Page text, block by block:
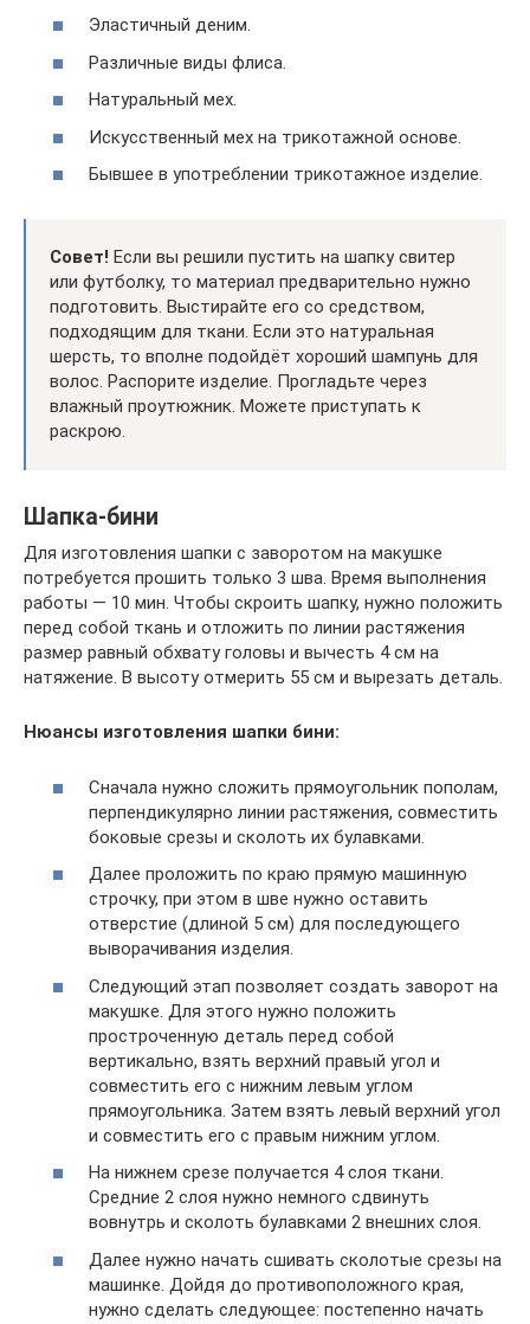
Эластичный деним.
Различные виды флиса.
Натуральный мех.
Искусственный мех на трикотажной основе.
Бывшее в употреблении трикотажное изделие.
Совет! Если вы решили пустить на шапку свитер
или футболку, то материал предварительно нужно
подготовить. Выстирайте его со средством,
подходящим для ткани. Если это натуральная
шерсть, то вполне подойдёт хороший шампунь для
волос. Распорите изделие. Прогладьте через
влажный проутюжник. Можете приступать к
раскрою.
Шапка-бини
Для изготовления шапки с заворотом на макушке
потребуется прошить только 3 шва. Время выполнения
работы — 10 мин. Чтобы скроить шапку, нужно положить
перед собой ткань и отложить по линии растяжения
размер равный обхвату головы и вычесть 4 см на
натяжение. В высоту отмерить 55 см и вырезать деталь.
Нюансы изготовления шапки бини:
Сначала нужно сложить прямоугольник пополам,
перпендикулярно линии растяжения, совместить
боковые срезы и сколоть их булавками.
Далее проложить по краю прямую машинную
строчку, при этом в шве нужно оставить
отверстие (длиной 5 см) для последующего
выворачивания изделия.
Следующий этап позволяет создать заворот на
макушке. Для этого нужно положить
простроченную деталь перед собой
вертикально, взять верхний правый угол и
совместить его с нижним левым углом
прямоугольника. Затем взять левый верхний угол
и совместить его с правым нижним углом.
На нижнем срезе получается 4 слоя ткани.
Средние 2 слоя нужно немного сдвинуть
вовнутрь и сколоть булавками 2 внешних слоя.
Далее нужно начать сшивать сколотые срезы на
машинке. Дойдя до противоположного края,
нужно сделать следующее: постепенно начать